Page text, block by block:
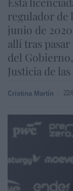
regulador de
junio de
allí tras
del
Justicia de
Cristina Martín